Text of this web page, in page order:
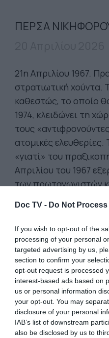
Doc TV - Do Not
If you wish to opt-out of the
processing of your personal
targeted advertising by us,
section to confirm your
opt-out request is processed
interest-based ads based on
us or personal information
your opt-out. You may
disclosure of your personal
IAB’s list of downstream
also be disclosed by us to
ΠΕΡΣΑ
21η Απριλίου 1967.
στρατιωτική χούντα.
καθεστώς, το οποίο
1974, κλειδώνει τη
τους
ατομικές
«γιατί» του
Απριλίου του 1967
των πρωταγωνιστών
το ντοκιμαντέρ του
Ελλήνων
Μανθούλη.